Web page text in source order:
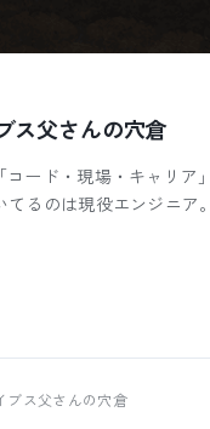
ス父さんの穴倉
コード・現場・キャリア
てるのは現役エンジニア
ブス父さんの穴倉